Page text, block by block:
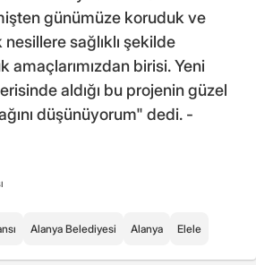
günümüze koruduk ve
sağlıklı şekilde
amaçlarımızdan birisi. Yeni
aldığı bu projenin güzel
düşünüyorum" dedi. -
Alanya Belediyesi Alanya Elele